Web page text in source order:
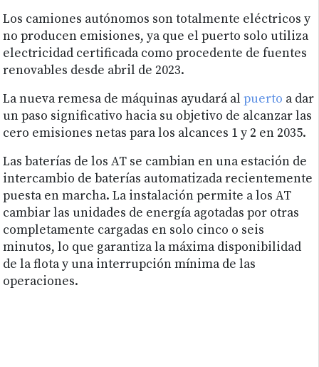
Los camiones autónomos son totalmente eléctricos y
no producen emisiones, ya que el puerto solo utiliza
electricidad certificada como procedente de fuentes
renovables desde abril de 2023.
La nueva remesa de máquinas ayudará alpuerto a dar
un paso significativo hacia su objetivo de alcanzar las
cero emisiones netas para los alcances 1 y 2 en 2035.
Las baterías de los AT se cambian en una estación de
intercambio de baterías automatizada recientemente
puesta en marcha. La instalación permite a los AT
cambiar las unidades de energía agotadas por otras
completamente cargadas en solo cinco o seis
minutos, lo que garantiza la máxima disponibilidad
de la flota y una interrupción mínima de las
operaciones.